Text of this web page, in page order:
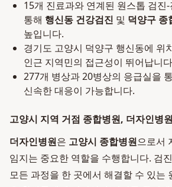
15개 진료과와 연계된 원스톱 검진
통해 행신동 건강검진 및 덕양구 종
높입니다.
경기도 고양시 덕양구 행신동에 위
인근 지역민의 접근성이 뛰어납니
277개 병상과 20병상의 응급실을
신속한 대응이 가능합니다.
고양시 지역 거점 종합병원, 더자인병원
더자인병원은 고양시 종합병원으로서
임지는 중요한 역할을 수행합니다. 검
모든 과정을 한 곳에서 해결할 수 있는